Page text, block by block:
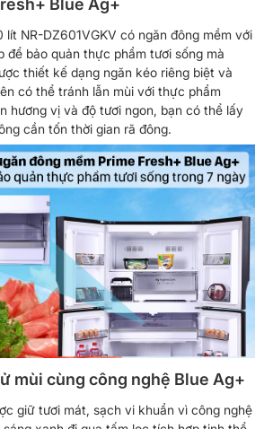
lít NR-DZ601VGKV có ngăn đông mềm với
để bảo quản thực phẩm tươi sống mà
thiết kế dạng ngăn kéo riêng biệt và
có thể tránh lẫn mùi với thực phẩm
hương vị và độ tươi ngon, bạn có thể lấy
cần tốn thời gian rã đông.
mùi cùng công nghệ Blue Ag+
giữ tươi mát, sạch vi khuẩn vì công nghệ